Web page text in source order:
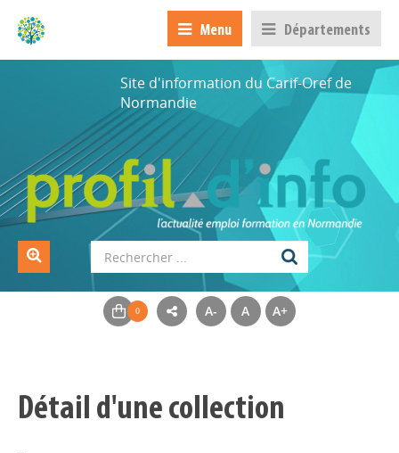
Menu Départements
Site d'information du Carif-Oref de
Normandie
A- A A+
Détail d'une collection